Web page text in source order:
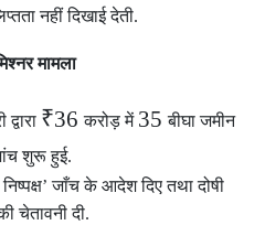
नहीं दिखाई देती.
मामला
₹36करोड़ में 35बीघा जमीन
शुरू हुई.
जाँच के आदेश दिए तथा दोषी
चेतावनी दी.